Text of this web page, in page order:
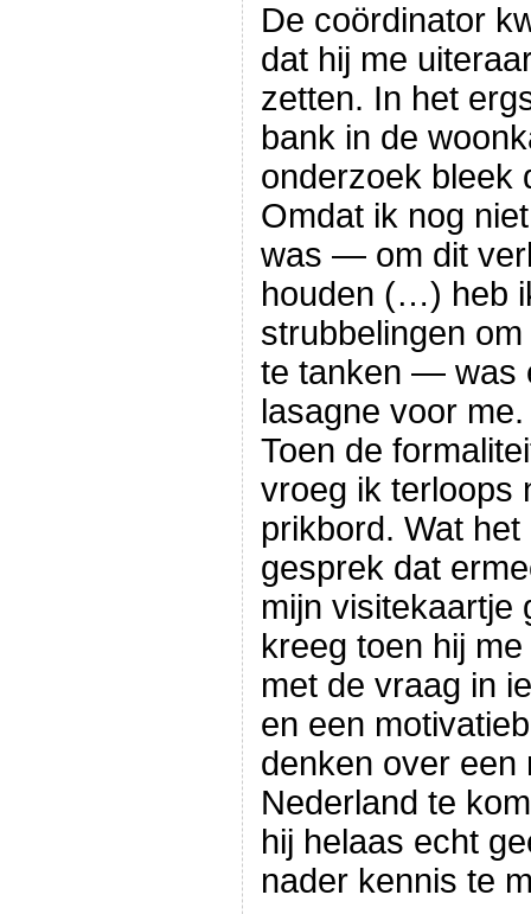
De coördinator
dat hij me
zetten. In het
bank in de
onderzoek bleek
Omdat ik nog
was — om dit
houden (…) heb
strubbelingen
te tanken — was
lasagne voor me.
Toen de
vroeg ik terloops
prikbord. Wat
gesprek dat
mijn visitekaartje
kreeg toen hij
met de vraag in
en een
denken over een
Nederland te
hij helaas echt
nader kennis te